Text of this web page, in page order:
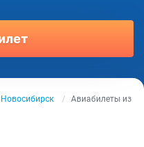
Новосибирск
Авиабилеты из